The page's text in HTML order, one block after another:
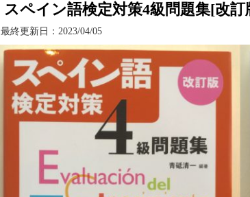
スペイン語検定対策4級問題集[改訂
最終更新日：2023/04/05